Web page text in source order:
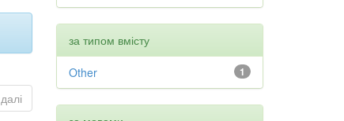
далі
за типом вмісту
1
Other